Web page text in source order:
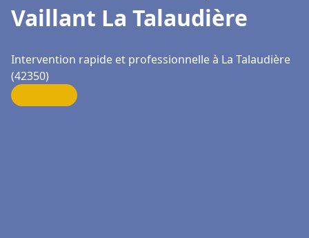
Vaillant La Talaudière
Intervention rapide et professionnelle à La Talaudière
(42350)